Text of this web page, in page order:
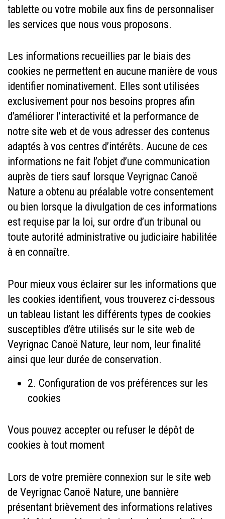
tablette ou votre mobile aux fins de personnaliser
les services que nous vous proposons.
Les informations recueillies par le biais des
cookies ne permettent en aucune manière de vous
identifier nominativement. Elles sont utilisées
exclusivement pour nos besoins propres afin
d’améliorer l’interactivité et la performance de
notre site web et de vous adresser des contenus
adaptés à vos centres d’intérêts. Aucune de ces
informations ne fait l’objet d’une communication
auprès de tiers sauf lorsque Veyrignac Canoë
Nature a obtenu au préalable votre consentement
ou bien lorsque la divulgation de ces informations
est requise par la loi, sur ordre d’un tribunal ou
toute autorité administrative ou judiciaire habilitée
à en connaître.
Pour mieux vous éclairer sur les informations que
les cookies identifient, vous trouverez ci-dessous
un tableau listant les différents types de cookies
susceptibles d’être utilisés sur le site web de
Veyrignac Canoë Nature, leur nom, leur finalité
ainsi que leur durée de conservation.
2. Configuration de vos préférences sur les
cookies
Vous pouvez accepter ou refuser le dépôt de
cookies à tout moment
Lors de votre première connexion sur le site web
de Veyrignac Canoë Nature, une bannière
présentant brièvement des informations relatives